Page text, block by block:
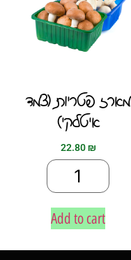
מארז פטריות (צמד
איטלקי)
22.80₪
Add to cart